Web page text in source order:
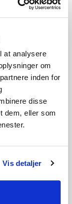
at analysere
om
inden for
disse
dem, eller som
Vis detaljer
2